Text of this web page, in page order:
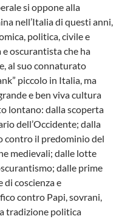
si oppone alla
nell’Italia di questi anni,
politica, civile e
oscurantista che ha
al suo connaturato
piccolo in Italia, ma
e ben viva cultura
lontano: dalla scoperta
dell’Occidente; dalla
contro il predominio del
medievali; dalle lotte
dalle prime
coscienza e
contro Papi, sovrani,
tradizione politica